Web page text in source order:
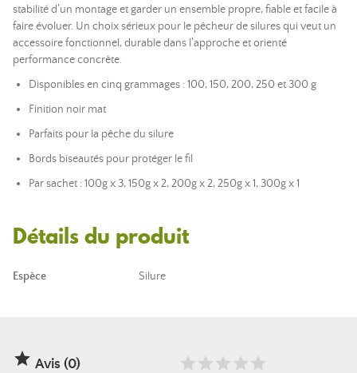
stabilité d’un montage et garder un ensemble propre, fiable et facile à
faire évoluer. Un choix sérieux pour le pêcheur de silures qui veut un
accessoire fonctionnel, durable dans l’approche et orienté
performance concrète.
Disponibles en cinq grammages : 100, 150, 200, 250 et 300 g
Finition noir mat
Parfaits pour la pêche du silure
Bords biseautés pour protéger le fil
Par sachet : 100g x 3, 150g x 2, 200g x 2, 250g x 1, 300g x 1
Détails du produit
Espèce Silure
 Avis (0)